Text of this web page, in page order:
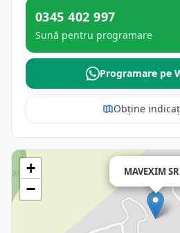
0345 402 997
Sună pentru programare
Programare pe
Obține
MAVEXIM
+
−